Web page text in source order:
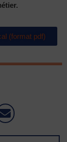
(format pdf)